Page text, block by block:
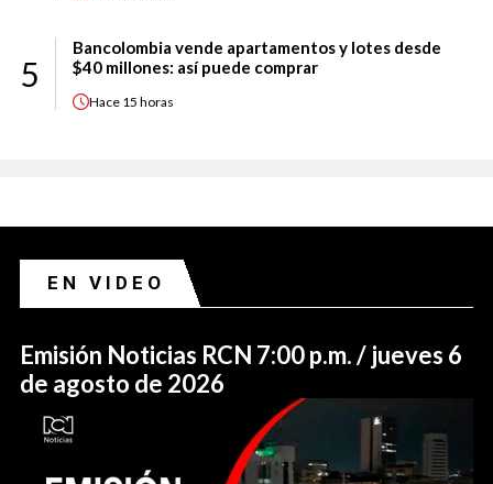
5
Bancolombia vende apartamentos y lotes desde
$40 millones: así puede comprar
Hace 15 horas
EN VIDEO
Emisión Noticias RCN 7:00 p.m. / jueves 6
de agosto de 2026